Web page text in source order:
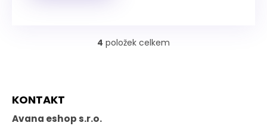
O
4 položek celkem
KONTAKT
Avana eshop s.r.o.